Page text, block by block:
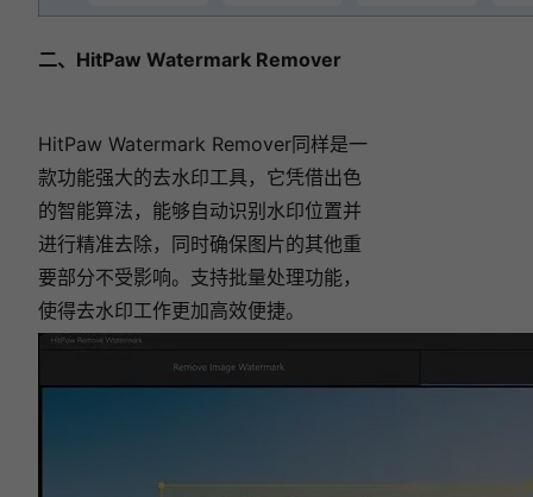
二、HitPaw Watermark Remover
HitPaw Watermark Remover同样是一
款功能强大的去水印工具，它凭借出色
的智能算法，能够自动识别水印位置并
进行精准去除，同时确保图片的其他重
要部分不受影响。支持批量处理功能，
使得去水印工作更加高效便捷。